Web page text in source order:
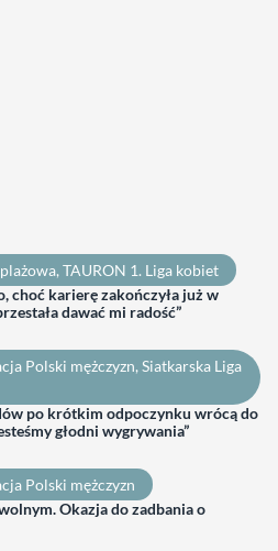
, TAURON 1. Liga kobiet
choć karierę zakończyła już w
dawać mi radość”
Polski mężczyzn, Siatkarska Liga
po krótkim odpoczynku wrócą do
głodni wygrywania”
Polski mężczyzn
Okazja do zadbania o